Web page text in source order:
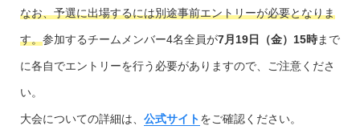
なお、予選に出場するには別途事前エントリーが必要となりま
す。参加するチームメンバー4名全員が7月19日（金）15時まで
に各自でエントリーを行う必要がありますので、ご注意くださ
い。
大会についての詳細は、 公式サイトをご確認ください。